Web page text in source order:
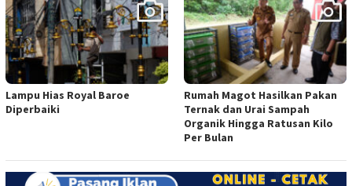
Lampu Hias Royal Baroe
Diperbaiki
Rumah Magot Hasilkan Pakan
Ternak dan Urai Sampah
Organik Hingga Ratusan Kilo
Per Bulan